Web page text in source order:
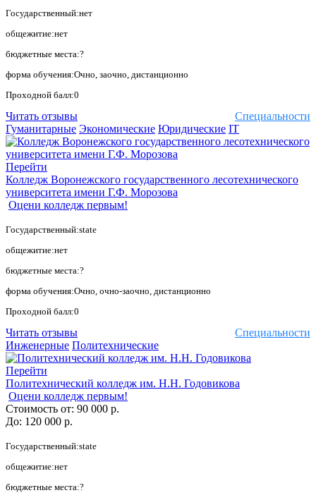
Государственный:нет
общежитие:нет
бюджетные места:?
форма обучения:Очно, заочно, дистанционно
Проходной балл:0
Специальности
Читать отзывы
Гуманитарные Экономические Юридические IT
Перейти
Колледж Воронежского государственного лесотехнического
университета имени Г.Ф. Морозова
Оцени колледж первым!
Государственный:state
общежитие:нет
бюджетные места:?
форма обучения:Очно, очно-заочно, дистанционно
Проходной балл:0
Специальности
Читать отзывы
Инженерные Политехнические
Перейти
Политехнический колледж им. Н.Н. Годовикова
Оцени колледж первым!
Стоимость от: 90 000 р.
До: 120 000 р.
Государственный:state
общежитие:нет
бюджетные места:?